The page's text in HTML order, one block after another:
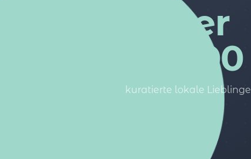
über
15.000
kuratierte lokale Lieblinge